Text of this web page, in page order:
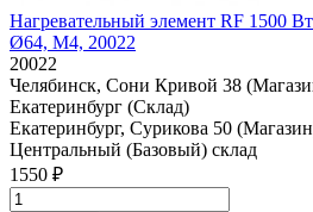
Нагревательный элемент RF 1500
Ø64, M4, 20022
20022
Челябинск, Сони Кривой 38
Екатеринбург (Склад)
Екатеринбург, Сурикова 50
Центральный (Базовый) склад
1550 ₽